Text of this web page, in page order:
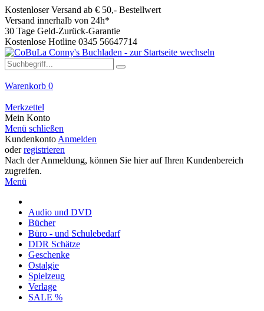
Kostenloser Versand ab € 50,- Bestellwert
Versand innerhalb von 24h*
30 Tage Geld-Zurück-Garantie
Kostenlose Hotline 0345 56647714
Warenkorb 0
Merkzettel
Mein Konto
Menü schließen
Kundenkonto Anmelden
oderregistrieren
Nach der Anmeldung, können Sie hier auf Ihren Kundenbereich
zugreifen.
Menü
Audio und DVD
Bücher
Büro - und Schulebedarf
DDR Schätze
Geschenke
Ostalgie
Spielzeug
Verlage
SALE %